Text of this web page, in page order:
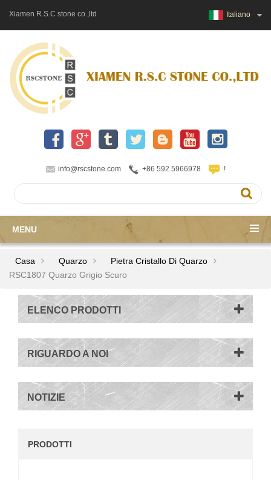
Xiamen R.S.C stone co.,ltd Italiano
info@rscstone.com +86 592 5966978 !
MENU
Casa Quarzo
Pietra Cristallo Di Quarzo
RSC1807 Quarzo Grigio Scuro
ELENCO PRODOTTI
RIGUARDO A NOI
NOTIZIE
PRODOTTI